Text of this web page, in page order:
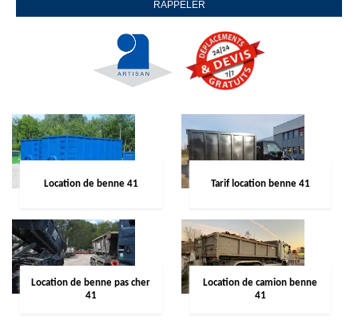
Location de benne 41 Tarif location benne 41
Location de benne pas cher
41
Location de camion benne
41